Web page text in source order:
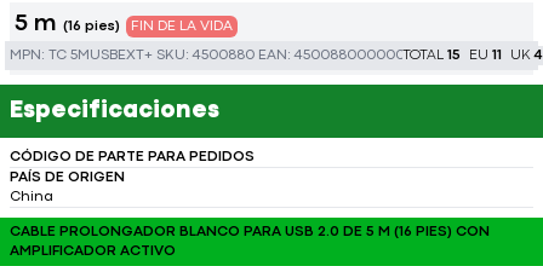
5 m (16 pies) FIN DE LA VIDA
MPN: TC 5MUSBEXT+ SKU:4500880 EAN:450088000000 TOTAL 15 EU 11 UK4
Especificaciones
CÓDIGO DE PARTE PARA PEDIDOS
PAÍS DE ORIGEN
China
CABLE PROLONGADOR BLANCO PARA USB 2.0 DE 5 M (16 PIES) CON
AMPLIFICADOR ACTIVO